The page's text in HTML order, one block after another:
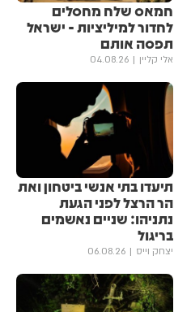
חמאס שלח מחסלים
לחדור למיליציות - ישראל
תפסה אותם
אלי קליין 04.08.26
תיעדו בתי אנשי ביטחון ואת
הר הרצל לפני הגעת
נתניהו: שניים נאשמים
בריגול
יצחק וייס 06.08.26